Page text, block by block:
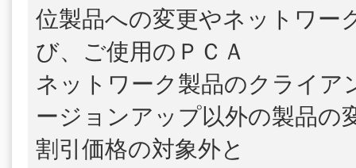
位製品への変更やネットワー
び、ご使用のＰＣＡ
ネットワーク製品のクライア
ージョンアップ以外の製品の
割引価格の対象外と